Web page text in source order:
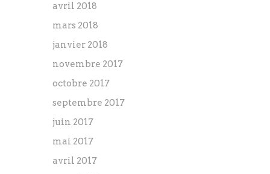
avril 2018
mars 2018
janvier 2018
novembre 2017
octobre 2017
septembre 2017
juin 2017
mai 2017
avril 2017